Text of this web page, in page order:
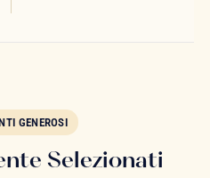
GENEROSI
Selezionati